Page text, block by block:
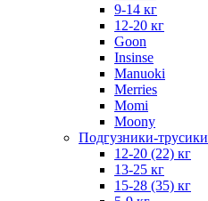
9-14 кг
12-20 кг
Goon
Insinse
Manuoki
Merries
Momi
Moony
Подгузники-трусики
12-20 (22) кг
13-25 кг
15-28 (35) кг